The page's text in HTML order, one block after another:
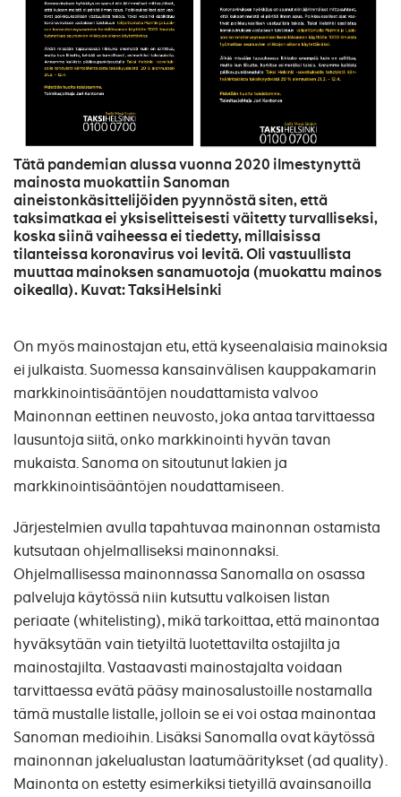
Tätä pandemian alussa vuonna 2020 ilmestynyttä
mainosta muokattiin Sanoman
aineistonkäsittelijöiden pyynnöstä siten, että
taksimatkaa ei yksiselitteisesti väitetty turvalliseksi,
koska siinä vaiheessa ei tiedetty, millaisissa
tilanteissa koronavirus voi levitä. Oli vastuullista
muuttaa mainoksen sanamuotoja (muokattu mainos
oikealla). Kuvat: TaksiHelsinki
On myös mainostajan etu, että kyseenalaisia mainoksia
ei julkaista. Suomessa kansainvälisen kauppakamarin
markkinointisääntöjen noudattamista valvoo
Mainonnan eettinen neuvosto, joka antaa tarvittaessa
lausuntoja siitä, onko markkinointi hyvän tavan
mukaista. Sanoma on sitoutunut lakien ja
markkinointisääntöjen noudattamiseen.
Järjestelmien avulla tapahtuvaa mainonnan ostamista
kutsutaan ohjelmalliseksi mainonnaksi.
Ohjelmallisessa mainonnassa Sanomalla on osassa
palveluja käytössä niin kutsuttu valkoisen listan
periaate (whitelisting), mikä tarkoittaa, että mainontaa
hyväksytään vain tietyiltä luotettavilta ostajilta ja
mainostajilta. Vastaavasti mainostajalta voidaan
tarvittaessa evätä pääsy mainosalustoille nostamalla
tämä mustalle listalle, jolloin se ei voi ostaa mainontaa
Sanoman medioihin. Lisäksi Sanomalla ovat käytössä
mainonnan jakelualustan laatumääritykset (ad quality).
Mainonta on estetty esimerkiksi tietyillä avainsanoilla